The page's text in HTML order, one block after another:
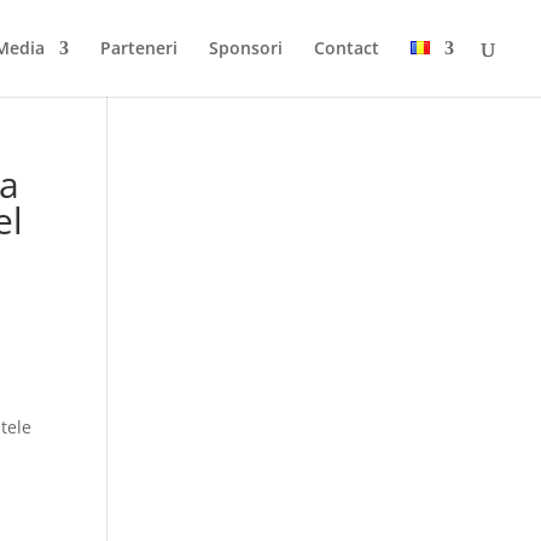
Parteneri Sponsori Contact